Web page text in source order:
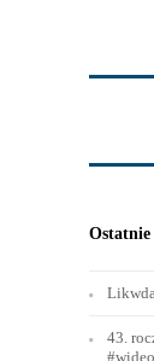
Ostatnie
43.